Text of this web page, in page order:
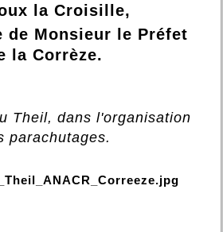
la Croisille,
de Monsieur le Préfet
la Corrèze.
Theil, dans l'organisation
parachutages.